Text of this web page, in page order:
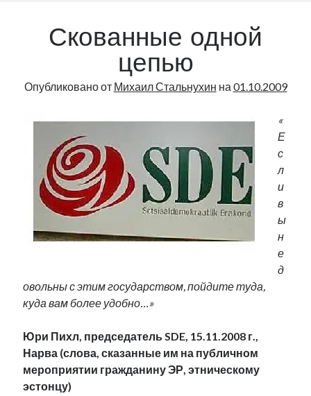
Narva
|
Скованные одной
цепью
Опубликовано от Михаил Стальнухин на 01.10.2009
«
Е
с
л
и
в
ы
н
е
д
овольны с этим государством, пойдите туда,
куда вам более удобно…»
Юри Пихл, председательSDE, 15.11.2008 г.,
Нарва (слова, сказанные им на публичном
мероприятии гражданину ЭР, этническому
эстонцу)